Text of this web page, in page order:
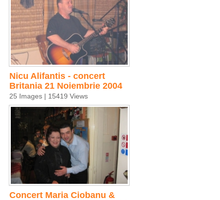
Nicu Alifantis - concert
Britania 21 Noiembrie 2004
25 Images | 15419 Views
Concert Maria Ciobanu &